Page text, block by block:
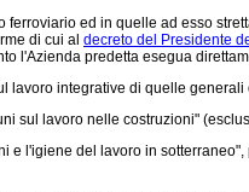
ed in quelle ad esso
di cui al decreto del Presidente
l'Azienda predetta esegua
lavoro integrative di quelle generali
sul lavoro nelle costruzioni"
e l'igiene del lavoro in